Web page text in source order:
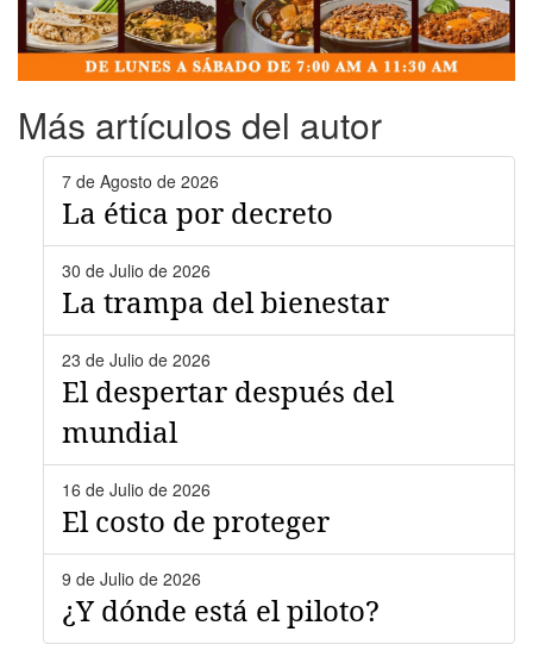
Más artículos del autor
7 de Agosto de 2026
La ética por decreto
30 de Julio de 2026
La trampa del bienestar
23 de Julio de 2026
El despertar después del
mundial
16 de Julio de 2026
El costo de proteger
9 de Julio de 2026
¿Y dónde está el piloto?